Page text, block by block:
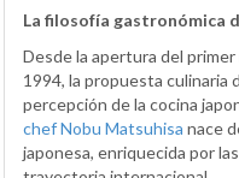
La filosofía gastronómica
Desde la apertura del
1994, la propuesta culinaria
percepción de la cocina
chef Nobu Matsuhisa nace
japonesa, enriquecida por